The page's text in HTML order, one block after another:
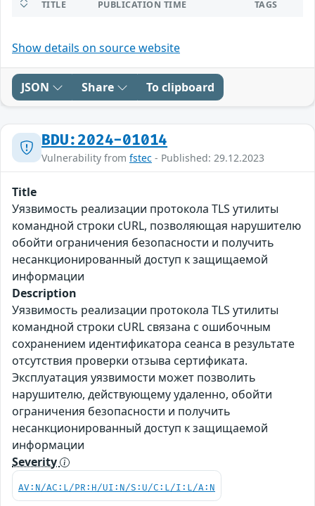
TITLE PUBLICATION TIME TAGS
Show details on source website
JSON Share To clipboard
BDU:2024-01014
Vulnerability from fstec - Published: 29.12.2023
Title
Уязвимость реализации протокола TLS утилиты
командной строки cURL, позволяющая нарушителю
обойти ограничения безопасности и получить
несанкционированный доступ к защищаемой
информации
Description
Уязвимость реализации протокола TLS утилиты
командной строки cURL связана с ошибочным
сохранением идентификатора сеанса в результате
отсутствия проверки отзыва сертификата.
Эксплуатация уязвимости может позволить
нарушителю, действующему удаленно, обойти
ограничения безопасности и получить
несанкционированный доступ к защищаемой
информации
Severity
AV:N/AC:L/PR:H/UI:N/S:U/C:L/I:L/A:N